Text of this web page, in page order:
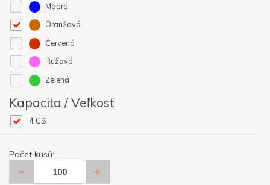
Modrá
Oranžová
Červená
Ružová
Zelená
Kapacita / Veľkosť
4 GB
Počet kusů: